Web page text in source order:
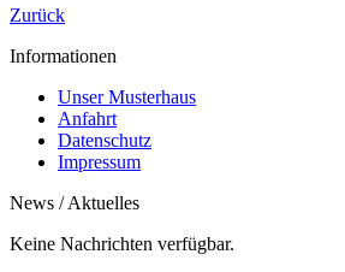
Zurück
Informationen
Unser Musterhaus
Anfahrt
Datenschutz
Impressum
News / Aktuelles
Keine Nachrichten verfügbar.